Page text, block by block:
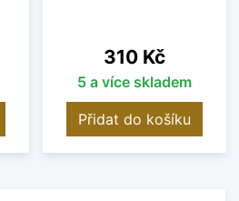
Cena
310 Kč
5 a více skladem
Přidat do košíku